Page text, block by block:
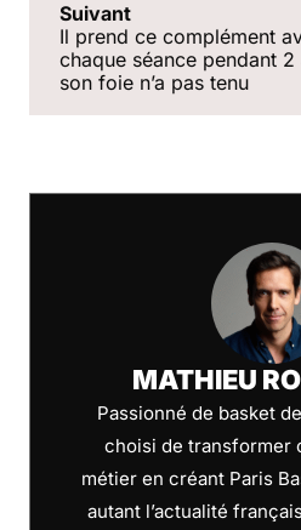
Suivant
Il prend ce complément
chaque séance pendant 2
son foie nʼa pas tenu
MATHIEU
Passionné de basket
choisi de transformer
métier en créant Paris
autant l’actualité